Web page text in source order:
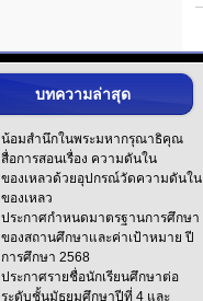
บทความล่าสุด
น้อมสำนึกในพระมหากรุณาธิคุณ
สื่อการสอนเรื่อง ความดันใน
ของเหลวด้วยอุปกรณ์วัดความดันใน
ของเหลว
ประกาศกำหนดมาตรฐานการศึกษา
ของสถานศึกษาและค่าเป้าหมาย ปี
การศึกษา 2568
ประกาศรายชื่อนักเรียนศึกษาต่อ
ระดับชั้นมัธยมศึกษาปีที่ 4 และ